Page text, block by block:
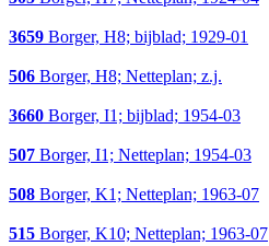
3659 Borger, H8; bijblad; 1929-01
506 Borger, H8; Netteplan; z.j.
3660 Borger, I1; bijblad; 1954-03
507 Borger, I1; Netteplan; 1954-03
508 Borger, K1; Netteplan; 1963-07
515 Borger, K10; Netteplan; 1963-07